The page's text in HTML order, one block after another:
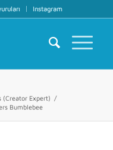
Instagram
(Creator Expert)
/
Bumblebee